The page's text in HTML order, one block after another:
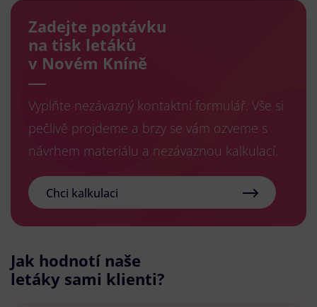
Zadejte poptávku
na tisk letáků
v Novém Kníně
Vyplňte nezávazný kontaktní formulář. Vše si
pečlivě projdeme a brzy se vám ozveme s
návrhem materiálu a nezávaznou kalkulací.
Chci kalkulaci
Jak hodnotí naše
letáky sami klienti?